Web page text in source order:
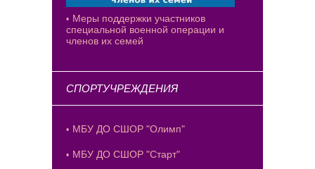
Меры поддержки участников
специальной военной операции и
членов их семей
СПОРТУЧРЕЖДЕНИЯ
МБУ ДО СШОР "Олимп"
МБУ ДО СШОР "Старт"